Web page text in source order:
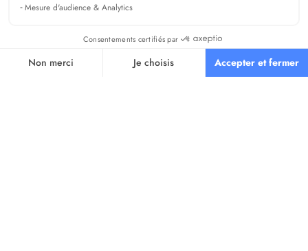
Mesure d'audience & Analytics
Consentements certifiés par
Non merci Je choisis Accepter et fermer